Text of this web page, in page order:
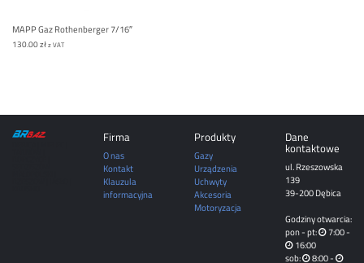
MAPP Gaz Rothenberger 7/16″
130.00złz VAT
Firma
O nas
Kontakt
Klauzula
informacyjna
Produkty
Gazy
Urządzenia
Uchwyty
Akcesoria
Motoryzacja
Dane
kontaktowe
ul. Rzeszowska
139
39-200 Dębica
Godziny otwarcia:
pon - pt:
7:00 -
16:00
sob:
8:00 -